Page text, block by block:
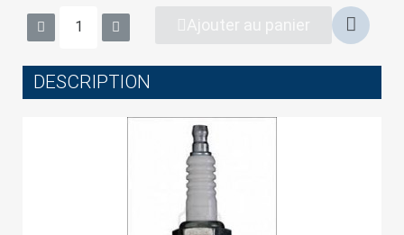
Ajouter au panier
DESCRIPTION
wish list.
Cancel Sign in